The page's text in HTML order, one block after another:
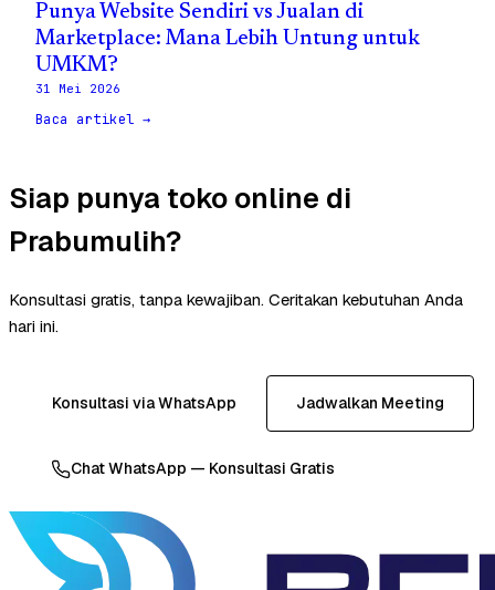
Punya Website Sendiri vs Jualan di
Marketplace: Mana Lebih Untung untuk
UMKM?
31 Mei 2026
Baca artikel →
Siap punya toko online di
Prabumulih?
Konsultasi gratis, tanpa kewajiban. Ceritakan kebutuhan Anda
hari ini.
Konsultasi via WhatsApp Jadwalkan Meeting
Chat WhatsApp — Konsultasi Gratis